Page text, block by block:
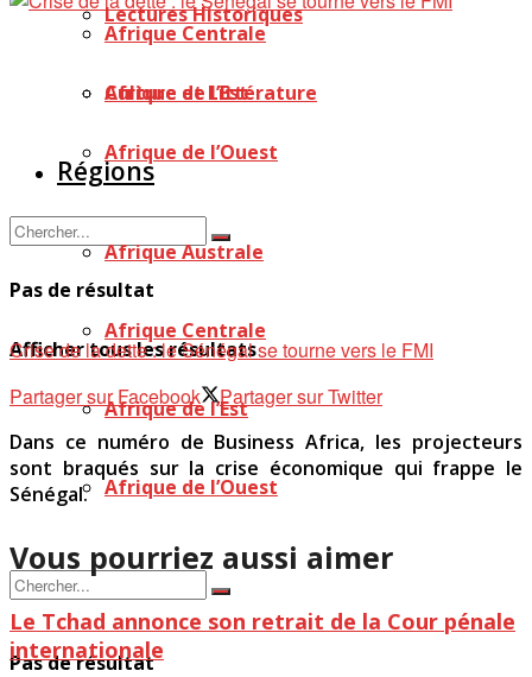
Afrique Centrale
Afrique de l’Est
Afrique de l’Ouest
Pas de résultat
Afficher tous les résultats
Lectures Historiques
Culture et Littérature
Régions
Afrique Australe
Afrique Centrale
Afrique de l’Est
Afrique de l’Ouest
Pas de résultat
Crise de la dette : le Sénégal se tourne vers le FMI
Partager sur Facebook
Partager sur Twitter
Dans ce numéro de Business Africa, les projecteurs
sont braqués sur la crise économique qui frappe le
Sénégal.
Vous pourriez aussi aimer
Le Tchad annonce son retrait de la Cour pénale
internationale